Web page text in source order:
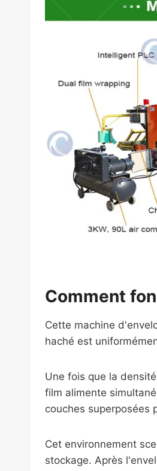
Comment
Cette machine
haché est
Une fois que la
film alimente
couches superposées
Cet environnement
stockage. Après